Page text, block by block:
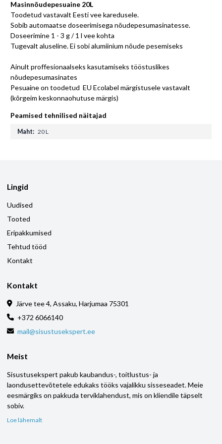
Masinnõudepesuaine 20L
Toodetud vastavalt Eesti vee karedusele.
Sobib automaatse doseerimisega nõudepesumasinatesse.
Doseerimine 1 - 3 g / 1 l vee kohta
Tugevalt aluseline. Ei sobi alumiinium nõude pesemiseks
Ainult proffesionaalseks kasutamiseks tööstuslikes
nõudepesumasinates
Pesuaine on toodetud EU Ecolabel märgistusele vastavalt
(kõrgeim keskonnaohutuse märgis)
Peamised tehnilised näitajad
Maht: 20 L
Lingid
Uudised
Tooted
Eripakkumised
Tehtud tööd
Kontakt
Kontakt
Järve tee 4, Assaku, Harjumaa 75301
+372 6066140
mail@sisustusekspert.ee
Meist
Sisustusekspert pakub kaubandus-, toitlustus- ja
laondusettevõtetele edukaks tööks vajalikku sisseseadet. Meie
eesmärgiks on pakkuda terviklahendust, mis on kliendile täpselt
sobiv.
Loe lähemalt